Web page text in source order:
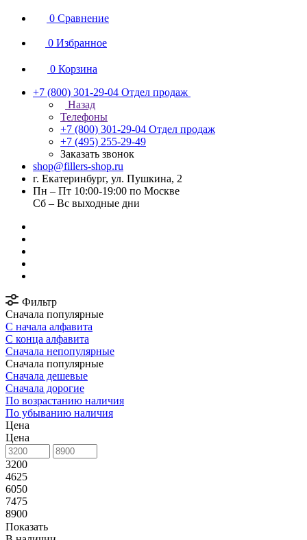
0 Сравнение
0 Избранное
0 Корзина
+7 (800) 301-29-04 Отдел продаж
Назад
Телефоны
+7 (800) 301-29-04 Отдел продаж
+7 (495) 255-29-49
Заказать звонок
shop@fillers-shop.ru
г. Екатеринбург, ул. Пушкина, 2
Пн – Пт 10:00-19:00 по Москве
Сб – Вс выходные дни
Фильтр
Сначала популярные
С начала алфавита
С конца алфавита
Сначала непопулярные
Сначала популярные
Сначала дешевые
Сначала дорогие
По возрастанию наличия
По убыванию наличия
Цена
Цена
3200
4625
6050
7475
8900
Показать